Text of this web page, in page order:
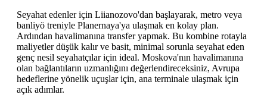
Seyahat edenler için Liianozovo'dan başlayarak, metro veya
banliyö treniyle Planernaya'ya ulaşmak en kolay plan.
Ardından havalimanına transfer yapmak. Bu kombine rotayla
maliyetler düşük kalır ve basit, minimal sorunla seyahat eden
genç nesil seyahatçılar için ideal. Moskova'nın havalimanına
olan bağlantıların uzmanlığını değerlendireceksiniz, Avrupa
hedeflerine yönelik uçuşlar için, ana terminale ulaşmak için
açık adımlar.